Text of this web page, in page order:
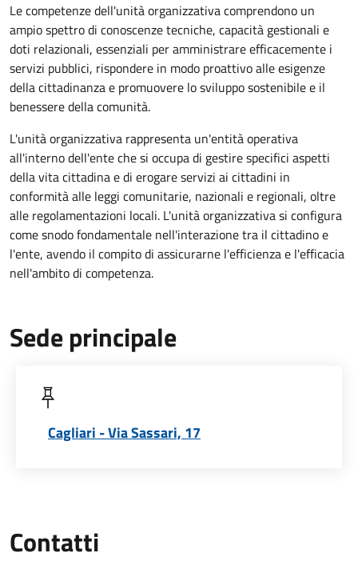
Le competenze dell'unità organizzativa comprendono un
ampio spettro di conoscenze tecniche, capacità gestionali e
doti relazionali, essenziali per amministrare efficacemente i
servizi pubblici, rispondere in modo proattivo alle esigenze
della cittadinanza e promuovere lo sviluppo sostenibile e il
benessere della comunità.
L'unità organizzativa rappresenta un'entità operativa
all'interno dell'ente che si occupa di gestire specifici aspetti
della vita cittadina e di erogare servizi ai cittadini in
conformità alle leggi comunitarie, nazionali e regionali, oltre
alle regolamentazioni locali. L'unità organizzativa si configura
come snodo fondamentale nell'interazione tra il cittadino e
l'ente, avendo il compito di assicurarne l'efficienza e l'efficacia
nell'ambito di competenza.
Sede principale
Cagliari - Via Sassari, 17
Contatti